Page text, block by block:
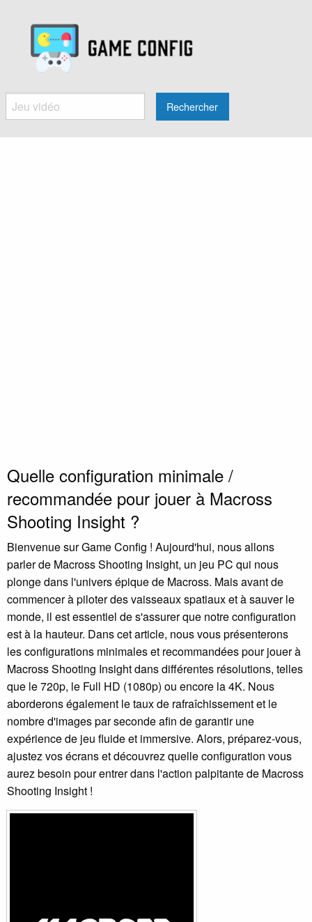
Rechercher
Quelle configuration minimale /
recommandée pour jouer à Macross
Shooting Insight ?
Bienvenue sur Game Config ! Aujourd'hui, nous allons
parler de Macross Shooting Insight, un jeu PC qui nous
plonge dans l'univers épique de Macross. Mais avant de
commencer à piloter des vaisseaux spatiaux et à sauver le
monde, il est essentiel de s'assurer que notre configuration
est à la hauteur. Dans cet article, nous vous présenterons
les configurations minimales et recommandées pour jouer à
Macross Shooting Insight dans différentes résolutions, telles
que le 720p, le Full HD (1080p) ou encore la 4K. Nous
aborderons également le taux de rafraîchissement et le
nombre d'images par seconde afin de garantir une
expérience de jeu fluide et immersive. Alors, préparez-vous,
ajustez vos écrans et découvrez quelle configuration vous
aurez besoin pour entrer dans l'action palpitante de Macross
Shooting Insight !